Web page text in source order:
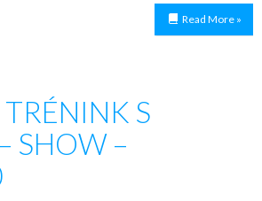
Read More »
S
SHOW –